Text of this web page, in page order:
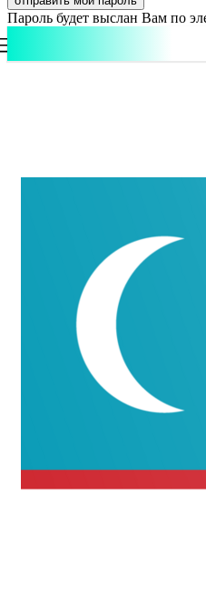
Пароль будет выслан Вам по